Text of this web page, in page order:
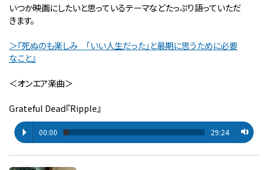
いつか映画にしたいと思っているテーマなどたっぷり語っていただ
きます。
＞『死ぬのも楽しみ 「いい人生だった」と最期に思うために必要
なこと』
＜オンエア楽曲＞
Grateful Dead『Ripple』
00:00 29:24